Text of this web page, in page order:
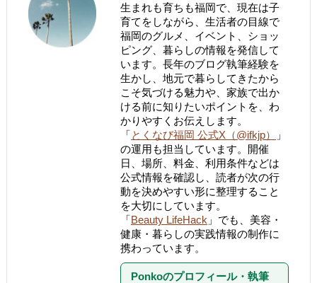
生まれも育ちも福岡で、現在は子
育てをしながら、生活者の目線で
福岡のグルメ、イベント、ショッ
ピング、暮らしの情報を発信して
います。長年のブログ執筆経験を
生かし、地元で暮らしてきたから
こそ気づける魅力や、家族で出か
ける前に知りたいポイントを、わ
かりやすくお伝えします。
「とくなび福岡 公式X（@ifkjp）
」
の運用も担当しています。開催
日、場所、料金、利用条件などは
公式情報を確認し、読者が次の行
動を決めやすい形に整理すること
を大切にしています。
「Beauty LifeHack 」でも、美容・
健康・暮らしの実践情報の制作に
携わっています。
Ponkoのプロフィール・執筆